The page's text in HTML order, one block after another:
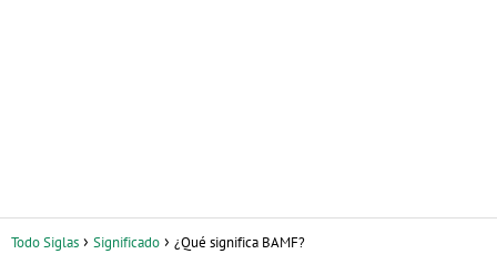
Todo Siglas Significado ¿Qué significa BAMF?